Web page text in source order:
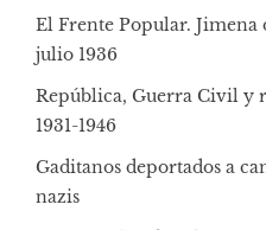
El Frente Popular.
julio 1936
República, Guerra Civil y
1931-1946
Gaditanos deportados a
nazis